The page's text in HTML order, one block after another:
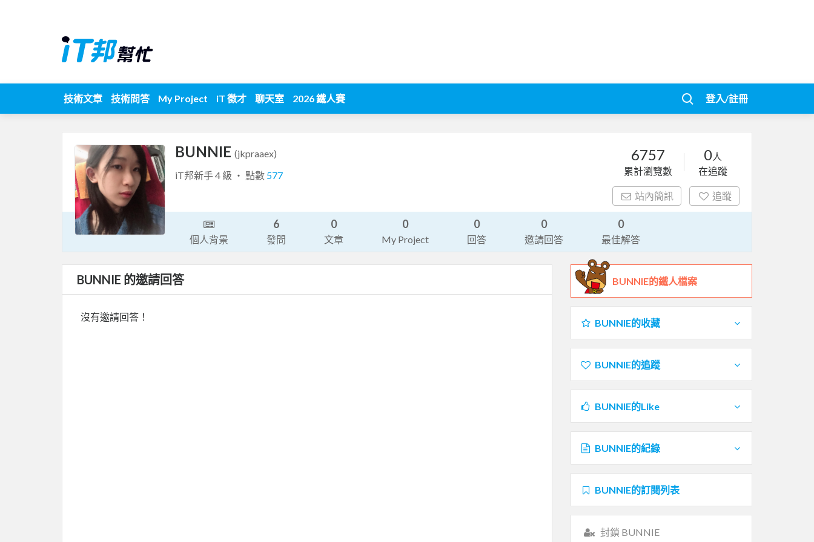
技術文章 技術問答 My Project iT 徵才 聊天室 2026 鐵人賽 登入/註冊
BUNNIE (jkpraaex)
iT邦新手 4 級 ‧ 點數 577
6757
累計瀏覽數
0人
在追蹤
站內簡訊 追蹤
個人背景
6
發問
0
文章
0
My Project
0
回答
0
邀請回答
0
最佳解答
BUNNIE 的邀請回答
沒有邀請回答！
BUNNIE的鐵人檔案
BUNNIE的收藏
BUNNIE的追蹤
BUNNIE的Like
BUNNIE的紀錄
BUNNIE的訂閱列表
封鎖 BUNNIE